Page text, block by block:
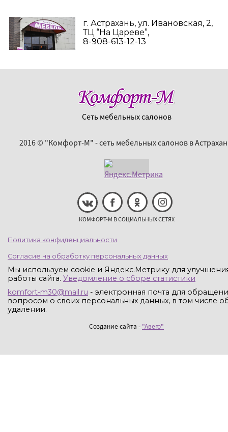
г. Астрахань, ул. Ивановская, 2,
ТЦ “На Цареве”,
8-908-613-12-13
Сеть мебельных салонов
2016 © "Комфорт-М" - сеть мебельных салонов в
КОМФОРТ-М В СОЦИАЛЬНЫХ СЕТЯХ
Политика конфиденциальности
Согласие на обработку персональных данных
Мы используем cookie и Яндекс.Метрику для
работы сайта. Уведомление о сборе статистики
komfort-m30@mail.ru - электронная почта для
вопросом о своих персональных данных, в том числе
удалении.
Создание сайта - "Авего"